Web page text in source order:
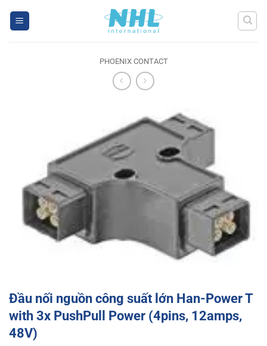
PHOENIX CONTACT
Đầu nối nguồn công suất lớn Han-Power T
with 3x PushPull Power (4pins, 12amps,
48V)